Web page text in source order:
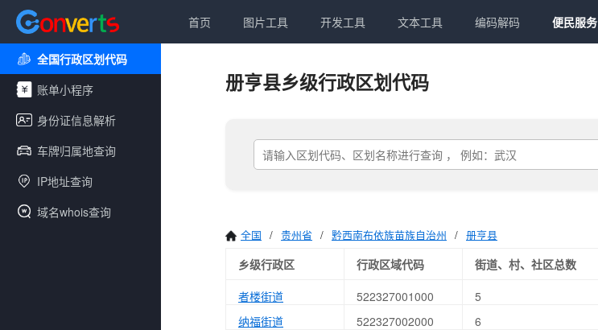
首页 图片工具 开发工具 文本工具 编码解码 便民服务
全国行政区划代码
账单小程序
身份证信息解析
车牌归属地查询
IP地址查询
域名whois查询
册亨县乡级行政区划代码
全国 / 贵州省 / 黔西南布依族苗族自治州 / 册亨县
乡级行政区 行政区域代码
街道、村、社区总数
者楼街道
522327001000
5
纳福街道
522327002000
6